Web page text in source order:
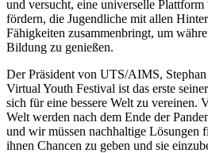
und versucht, eine universelle
fördern, die Jugendliche mit allen
Fähigkeiten zusammenbringt, um
Bildung zu genießen.
Der Präsident von UTS/AIMS,
Virtual Youth Festival ist das erste
sich für eine bessere Welt zu vereinen.
Welt werden nach dem Ende der
und wir müssen nachhaltige Lösungen
ihnen Chancen zu geben und sie